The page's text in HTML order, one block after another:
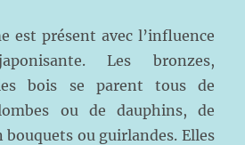
présent avec l’influence
Les bronzes,
bois se parent tous de
ou de dauphins, de
bouquets ou guirlandes. Elles